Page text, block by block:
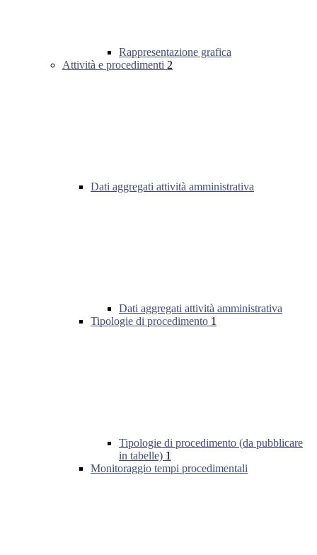
Rappresentazione grafica
Attività e procedimenti 2
Dati aggregati attività amministrativa
Dati aggregati attività amministrativa
Tipologie di procedimento 1
Tipologie di procedimento (da pubblicare
in tabelle) 1
Monitoraggio tempi procedimentali